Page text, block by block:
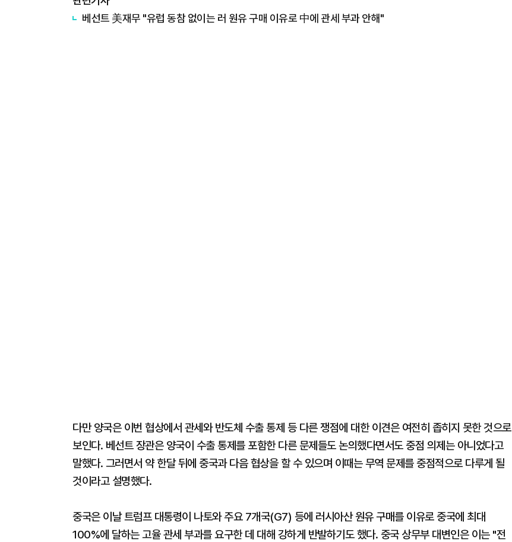
베선트 美재무 "유럽 동참 없이는 러 원유 구매 이유로 中에 관세 부과 안해"
다만 양국은 이번 협상에서 관세와 반도체 수출 통제 등 다른 쟁점에 대한 이견은 여전히 좁히지 못한 것으로
보인다. 베선트 장관은 양국이 수출 통제를 포함한 다른 문제들도 논의했다면서도 중점 의제는 아니었다고
말했다. 그러면서 약 한달 뒤에 중국과 다음 협상을 할 수 있으며 이때는 무역 문제를 중점적으로 다루게 될
것이라고 설명했다.
중국은 이날 트럼프 대통령이 나토와 주요 7개국(G7) 등에 러시아산 원유 구매를 이유로 중국에 최대
100%에 달하는 고율 관세 부과를 요구한 데 대해 강하게 반발하기도 했다. 중국 상무부 대변인은 이는 "전